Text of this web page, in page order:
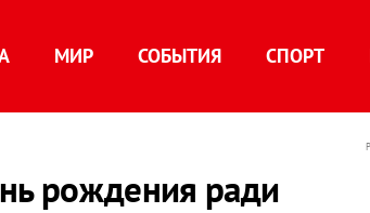
МИР СОБЫТИЯ СПОРТ
рождения ради